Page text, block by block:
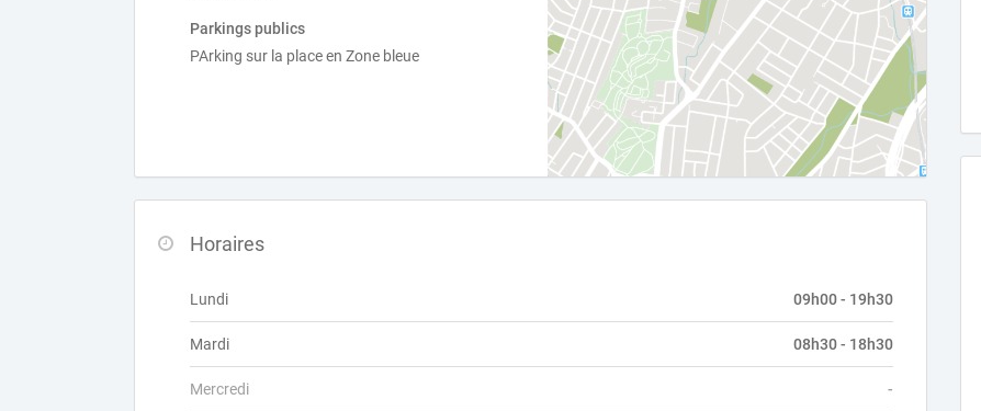
Parkings publics
PArking sur la place en Zone bleue
Horaires
Lundi 09h00 - 19h30
Mardi 08h30 - 18h30
Mercredi -